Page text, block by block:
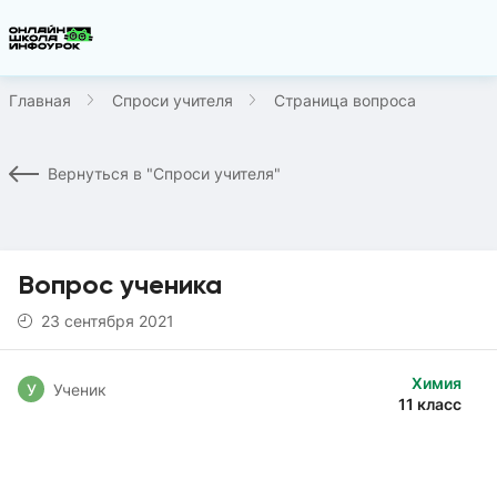
Главная Спроси учителя Страница вопроса
Вернуться в "Спроси учителя"
Вопрос ученика
23 сентября 2021
Химия
11 класс
У Ученик